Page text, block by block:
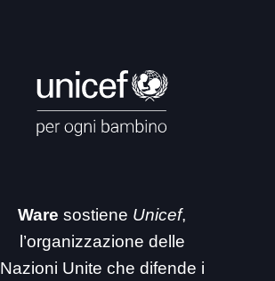
Ware sostiene Unicef,
l’organizzazione delle
Nazioni Unite che difende i